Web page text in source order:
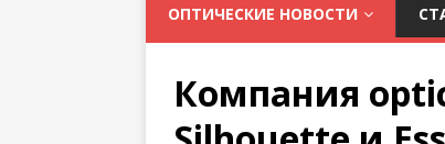
ОПТИЧЕСКИЕ НОВОСТИ
Компания